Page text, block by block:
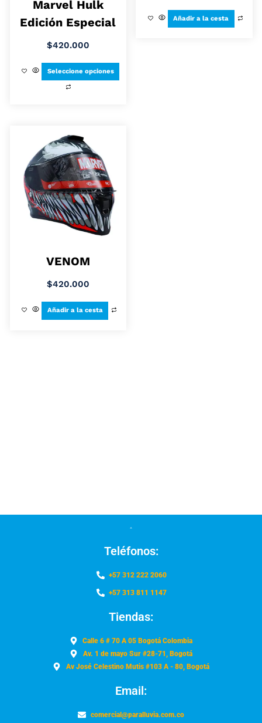
Marvel Hulk
Edición Especial
$420.000
Seleccione opciones
Añadir a la cesta
VENOM
$420.000
Añadir a la cesta
Teléfonos:
+57 312 222 2060
+57 313 811 1147
Tiendas:
Calle 6 # 70 A 05 Bogotá Colombia
Av. 1 de mayo Sur #28-71, Bogotá
Av José Celestino Mutis #103 A - 80, Bogotá
Email:
comercial@paralluvia.com.co